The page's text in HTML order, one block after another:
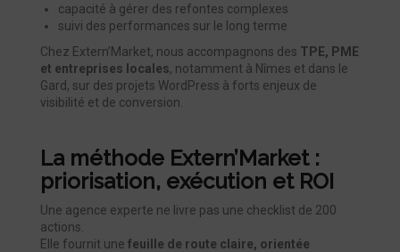
capacité à gérer des refontes complexes
suivi des performances sur le long terme
Chez Extern’Market, nous accompagnons des TPE, PME
et entreprises locales, notamment à Nîmes et dans le
Gard, sur des projets WordPress à forts enjeux de
visibilité et de conversion.
La méthode Extern’Market :
priorisation, exécution et ROI
Une agence experte ne livre pas une checklist de 200
actions.
Elle fournit une feuille de route claire, orientée